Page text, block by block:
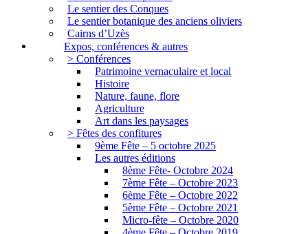
Le sentier des Conques
Le sentier botanique des anciens oliviers
Cairns d’Uzès
Expos, conférences & autres
> Conférences
Patrimoine vernaculaire et local
Histoire
Nature, faune, flore
Agriculture
Art dans les paysages
> Fêtes des confitures
9ème Fête – 5 octobre 2025
Les autres éditions
8ème Fête- Octobre 2024
7ème Fête – Octobre 2023
6ème Fête – Octobre 2022
5ème Fête – Octobre 2021
Micro-fête – Octobre 2020